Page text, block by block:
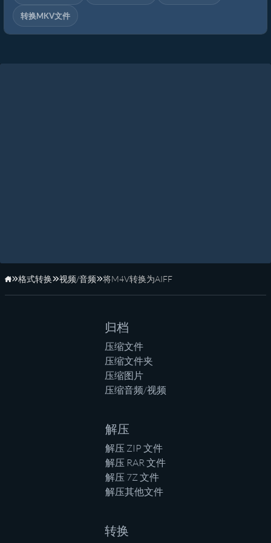
转换MKV文件
主页
格式转换 视频/音频 将M4V转换为AIFF
归档
压缩文件
压缩文件夹
压缩图片
压缩音频/视频
解压
解压 ZIP 文件
解压 RAR 文件
解压 7Z 文件
解压其他文件
转换